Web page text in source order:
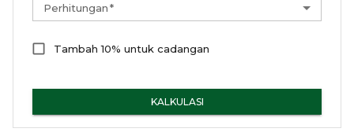
Perhitungan*
Tambah 10% untuk cadangan
KALKULASI